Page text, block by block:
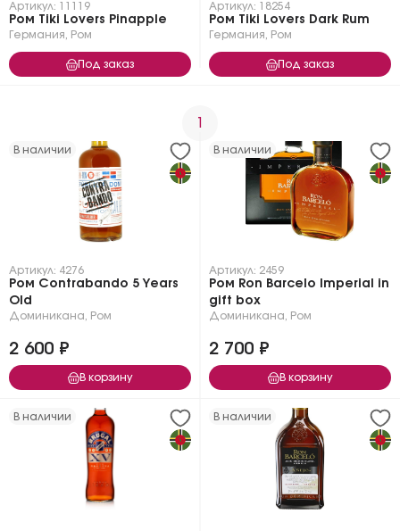
Артикул: 11119
Ром Tiki Lovers Pinapple
Германия Ром
Под заказ
Артикул: 18254
Ром Tiki Lovers Dark Rum
Германия Ром
Под заказ
1
В наличии
Артикул: 4276
Ром Contrabando 5 Years
Old
Доминикана Ром
2 600 ₽
В корзину
В наличии
Артикул: 2459
Ром Ron Barcelo Imperial in
gift box
Доминикана Ром
2 700 ₽
В корзину
В наличии В наличии